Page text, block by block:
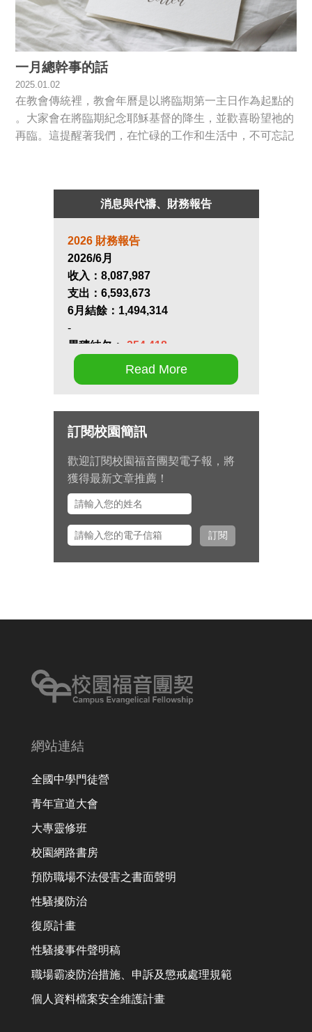
消息與代禱、財務報告
2026 財務報告
2026/6月
收入：8,087,987
支出：6,593,673
6月結餘： 1,494,314
-
累積結欠：
-254,418
第十七屆畢業生同行營將於九月 11
請為節目內容的安排和報名推動禱
告。
九月 15 日至十月 2 日期間，總幹
事左心泰牧師將與團契部主任陳怡
安傳道、大學事工組主任田正平傳
之友並舉辦校園之友會，願主看顧
Read More
訂閱校園簡訊
歡迎訂閱校園福音團契電子報，將
獲得最新文章推薦！
訂閱
一月總幹事的話
2025.01.02
在教會傳統裡，教會年曆是以將臨期第一主日作為起點​的​
。大家會在將臨期紀念耶穌基督的降生，並歡喜盼望祂的
再臨。這提醒著我們，在忙碌的工作和生活中，不可忘記
網站連結
全國中學門徒營
青年宣道大會
大專靈修班
校園網路書房
預防職場不法侵害之書面聲明
性騷擾防治
復原計畫
性騷擾事件聲明稿
職場霸凌防治措施、申訴及懲戒處理規範
個人資料檔案安全維護計畫